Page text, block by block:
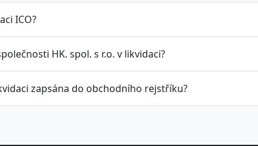
ICO?
HK. spol. s r.o. v likvidaci?
zapsána do obchodního rejstříku?